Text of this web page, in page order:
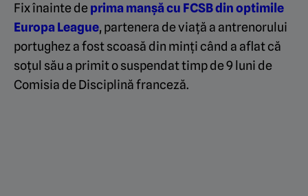
Fix înainte deprima manșă cu FCSB din optimile
Europa League, partenera de viață a antrenorului
portughez a fost scoasă din minți când a aflat că
soțul său a primit o suspendat timp de 9 luni de
Comisia de Disciplină franceză.